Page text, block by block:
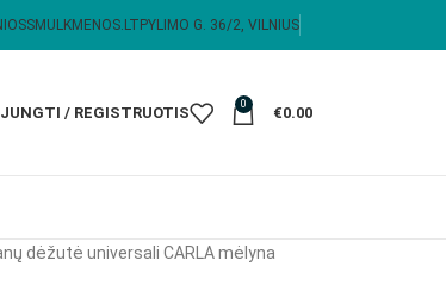
PYLIMO G. 36/2, VILNIUS
/ REGISTRUOTIS
0
€0.00
dėžutė universali CARLA mėlyna